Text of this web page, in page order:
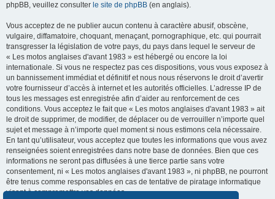
phpBB, veuillez consulter le site de phpBB (en anglais).
Vous acceptez de ne publier aucun contenu à caractère abusif, obscène,
vulgaire, diffamatoire, choquant, menaçant, pornographique, etc. qui pourrait
transgresser la législation de votre pays, du pays dans lequel le serveur de
« Les motos anglaises d'avant 1983 » est hébergé ou encore la loi
internationale. Si vous ne respectez pas ces dispositions, vous vous exposez à
un bannissement immédiat et définitif et nous nous réservons le droit d’avertir
votre fournisseur d’accès à internet et les autorités officielles. L’adresse IP de
tous les messages est enregistrée afin d’aider au renforcement de ces
conditions. Vous acceptez le fait que « Les motos anglaises d'avant 1983 » ait
le droit de supprimer, de modifier, de déplacer ou de verrouiller n’importe quel
sujet et message à n’importe quel moment si nous estimons cela nécessaire.
En tant qu’utilisateur, vous acceptez que toutes les informations que vous avez
renseignées soient enregistrées dans notre base de données. Bien que ces
informations ne seront pas diffusées à une tierce partie sans votre
consentement, ni « Les motos anglaises d'avant 1983 », ni phpBB, ne pourront
être tenus comme responsables en cas de tentative de piratage informatique
visant à compromettre vos données.